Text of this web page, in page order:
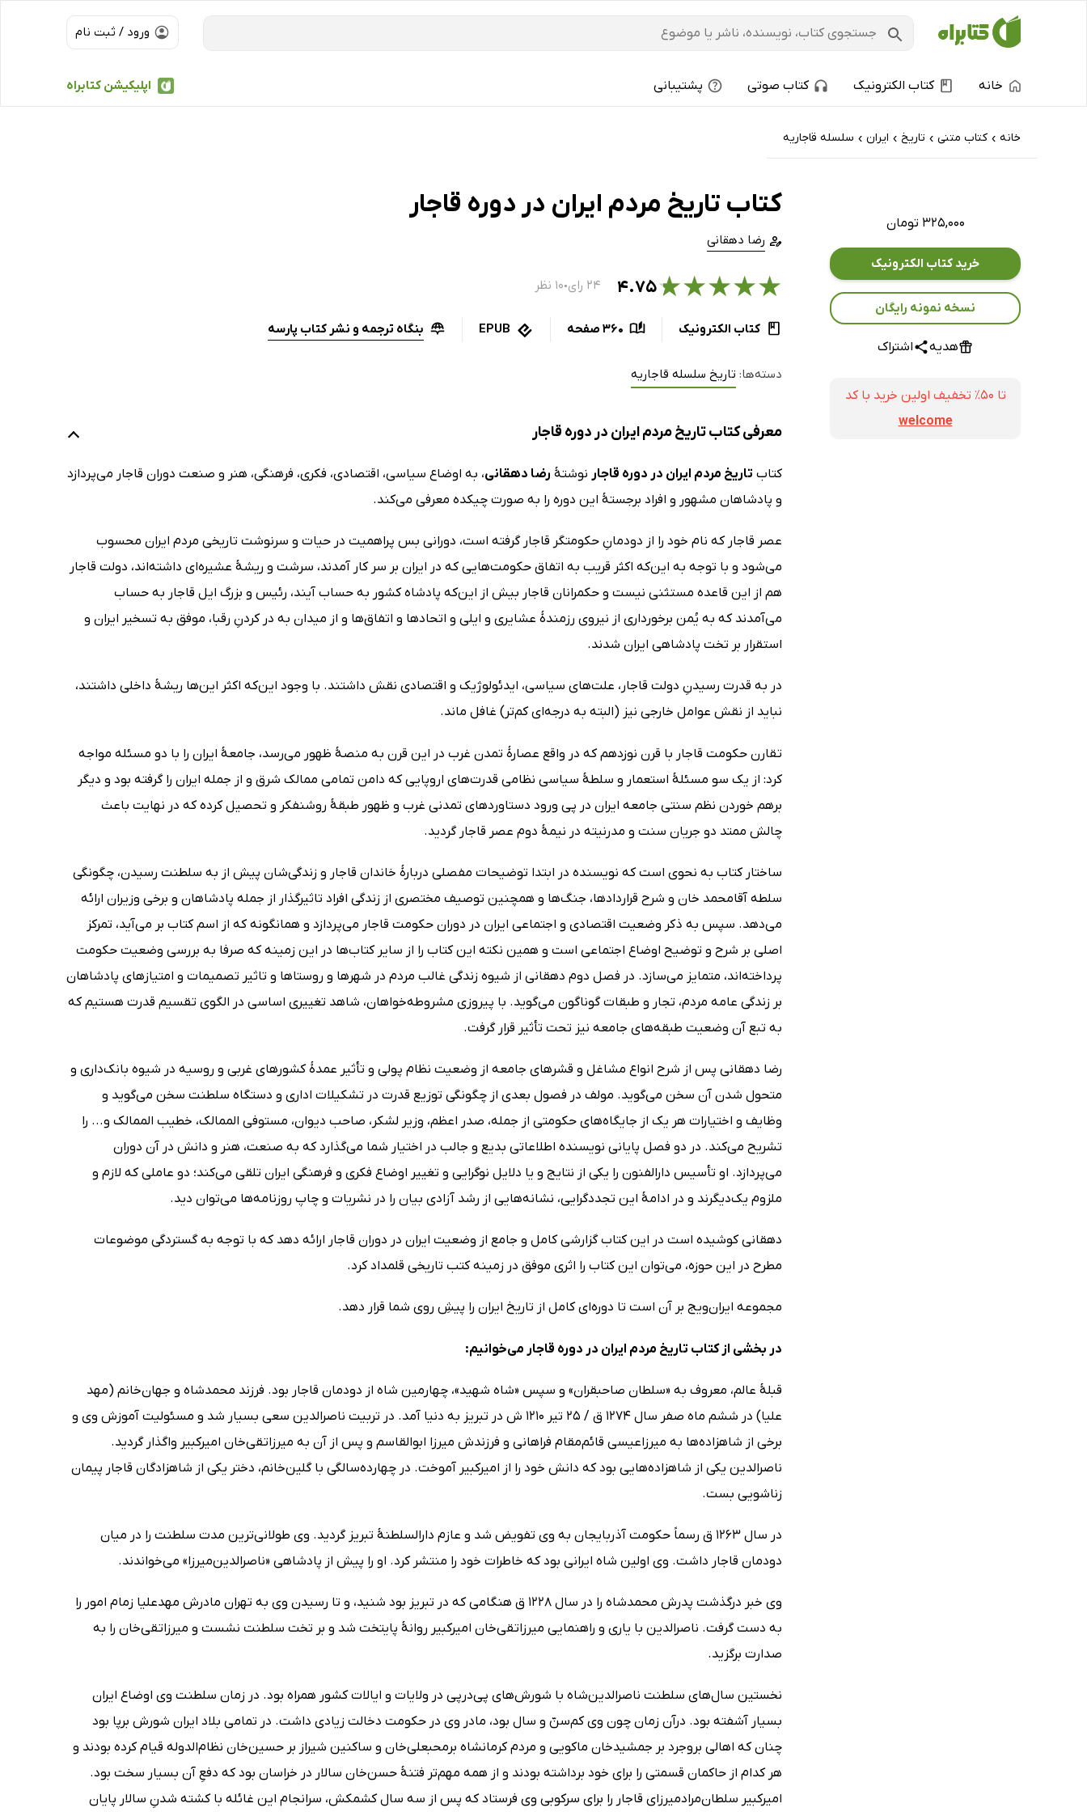
ورود / ثبت نام
اپلیکیشن کتابراه خانه کتاب الکترونیک کتاب صوتی پشتیبانی
خانه › کتاب‌ متنی › تاریخ › ایران › سلسله قاجاریه
۳۲۵,۰۰۰ تومان
خرید کتاب الکترونیک
نسخه نمونه رایگان
هدیه اشتراک
تا ۵۰٪ تخفیف اولین خرید با کد
welcome
کتاب تاریخ مردم ایران در دوره قاجار
رضا دهقانی
★
★
★
★
★۴.۷۵ ۲۴ رای ● ۱۰ نظر
کتاب الکترونیک 360 صفحه EPUB بنگاه ترجمه و نشر کتاب پارسه
دسته‌ها: تاریخ سلسله قاجاریه
معرفی کتاب تاریخ مردم ایران در دوره قاجار
کتاب تاریخ مردم ایران در دوره قاجار نوشتۀ رضا دهقانی، به اوضاع سیاسی، اقتصادی، فکری، فرهنگی، هنر و صنعت دوران قاجار می‌پردازد
و پادشاهان مشهور و افراد برجستۀ این دوره را به صورت چیکده معرفی می‌کند.
عصر قاجار که نام خود را از دودمانِ حکومتگر قاجار گرفته است، دورانی بس پراهمیت در حیات و سرنوشت تاریخی مردم ایران محسوب
می‌شود و با توجه به این‌که اکثر قریب به اتفاق حکومت‌هایی که در ایران بر سر کار آمدند، سرشت و ریشۀ عشیره‌ای داشته‌اند، دولت قاجار
هم از این قاعده مستثنی نیست و حکمرانان قاجار بیش از این‌که پادشاه کشور به حساب آیند، رئیس و بزرگ ایل قاجار به حساب
می‌آمدند که به یُمن برخورداری از نیروی رزمندۀ عشایری و ایلی و اتحادها و اتفاق‌ها و از میدان به در کردنِ رقبا، موفق به تسخیر ایران و
استقرار بر تخت پادشاهی ایران شدند.
در به قدرت رسیدنِ دولت قاجار، علت‌های سیاسی، ایدئولوژیک و اقتصادی نقش داشتند. با وجود این‌که اکثر این‌ها ریشۀ داخلی داشتند،
نباید از نقش عوامل خارجی نیز (البته به درجه‌ای کم‌تر) غافل ماند.
تقارن حکومت قاجار با قرن نوزدهم که در واقع عصارۀ تمدن غرب در این قرن به منصۀ ظهور می‌رسد، جامعۀ ایران را با دو مسئله مواجه
کرد: از یک سو مسئلۀ استعمار و سلطۀ سیاسی‌ نظامی قدرت‌های اروپایی که دامن تمامی ممالک شرق و از جمله ایران را گرفته بود و دیگر
برهم خوردن نظم سنتی جامعه ایران در پی ورود دستاوردهای تمدنی غرب و ظهور طبقۀ روشنفکر و تحصیل کرده که در نهایت باعث
چالش ممتد دو جریان سنت و مدرنیته در نیمۀ دوم عصر قاجار گردید.
ساختار کتاب به نحوی است که نویسنده در ابتدا توضیحات مفصلی دربارۀ خاندان قاجار و زندگی‌شان پیش از به سلطنت رسیدن، چگونگی
سلطه آقامحمد خان و شرح قراردادها، جنگ‌ها و همچنین توصیف مختصری از زندگی افراد تاثیرگذار از جمله پادشاهان و برخی وزیران ارائه
می‌دهد. سپس به ذکر وضعیت اقتصادی و اجتماعی ایران در دوران حکومت قاجار می‌پردازد و همانگونه که از اسم کتاب بر می‌آید، تمرکز
اصلی بر شرح و توضیح اوضاع اجتماعی است و همین نکته این کتاب را از سایر کتاب‌ها در این زمینه که صرفا به بررسی وضعیت حکومت
پرداخته‌اند، متمایز می‌سازد. در فصل دوم دهقانی از شیوه زندگی غالب مردم در شهرها و روستاها و تاثیر تصمیمات و امتیازهای پادشاهان
بر زندگی عامه مردم، تجار و طبقات گوناگون می‌گوید. با پیروزی مشروطه‌خواهان، شاهد تغییری اساسی در الگوی تقسیم قدرت هستیم که
به تبع آن وضعیت طبقه‌های جامعه نیز تحت تأثیر قرار گرفت.
رضا دهقانی پس از شرح انواع مشاغل و قشرهای جامعه از وضعیت نظام پولی و تأثیر عمدۀ کشورهای غربی و روسیه در شیوه بانک‌داری و
متحول شدن آن سخن می‌گوید. مولف در فصول بعدی از چگونگی توزیع قدرت در تشکیلات اداری و دستگاه سلطنت سخن می‌گوید و
وظایف و اختیارات هر یک از جایگاه‌های حکومتی از جمله، صدر اعظم، وزیر لشکر، صاحب دیوان، مستوفی الممالک، خطیب الممالک و... را
تشریح می‌کند. در دو فصل پایانی نویسنده اطلاعاتی بدیع و جالب در اختیار شما می‌گذارد که به صنعت، هنر و دانش در آن دوران
می‌پردازد. او تأسیس دارالفنون را یکی از نتایج و یا دلایل نوگرایی و تغییر اوضاع فکری و فرهنگی ایران تلقی می‌کند؛ دو عاملی که لازم و
ملزوم یک‌دیگرند و در ادامۀ این تجددگرایی، نشانه‌هایی از رشد آزادی بیان را در نشریات و چاپ روزنامه‌ها می‌توان دید.
دهقانی کوشیده است در این کتاب گزارشی کامل و جامع از وضعیت ایران در دوران قاجار ارائه دهد که با توجه به گستردگی موضوعات
مطرح در این حوزه، می‌توان این کتاب را اثری موفق در زمینه کتب تاریخی قلمداد کرد.
مجموعه ایران‌ویج بر آن است تا دوره‌ای کامل از تاریخ ایران را پیشِ روی شما قرار دهد.
در بخشی از کتاب تاریخ مردم ایران در دوره قاجار می‌خوانیم:
قبلۀ عالم، معروف به «سلطان صاحبقران» و سپس «شاه شهید»، چهارمین شاه از دودمان قاجار بود. فرزند محمدشاه و جهان‌خانم (مهد
علیا) در ششم ماه صفر سال 1274 ق / 25 تیر 1210 ش در تبریز به دنیا آمد. در تربیت ناصرالدین سعی بسیار شد و مسئولیت آموزش وی و
برخی از شاهزاده‌ها به میرزاعیسی قائم‌مقام فراهانی و فرزندش میرزا ابوالقاسم و پس از آن به میرزاتقی‌خان امیرکبیر واگذار گردید.
ناصرالدین یکی از شاهزاده‌هایی بود که دانش خود را از امیرکبیر آموخت. در چهارده‌سالگی با گلین‌خانم، دختر یکی از شاهزادگان قاجار پیمان
زناشویی بست.
در سال 1263 ق رسماً حکومت آذربایجان به وی تفویض شد و عازم دارالسلطنۀ تبریز گردید. وی طولانی‌ترین مدت سلطنت را در میان
دودمان قاجار داشت. وی اولین شاه ایرانی بود که خاطرات خود را منتشر کرد. او را پیش از پادشاهی «ناصرالدین‌میرزا» می‌خواندند.
وی خبر درگذشت پدرش محمدشاه را در سال 1228 ق هنگامی که در تبریز بود شنید، و تا رسیدن وی به تهران مادرش مهدعلیا زمام امور را
به دست گرفت. ناصرالدین با یاری و راهنمایی میرزاتقی‌خان امیرکبیر روانۀ پایتخت شد و بر تخت سلطنت نشست و میرزاتقی‌خان را به
صدارت برگزید.
نخستین سال‌های سلطنت ناصرالدین‌شاه با شورش‌های پی‌در‌پی در ولایات و ایالات کشور همراه بود. در زمان سلطنت وی اوضاع ایران
بسیار آشفته بود. درآن زمان چون وی کم‌سنّ و سال بود، مادر وی در حکومت دخالت زیادی داشت. در تمامی بلاد ایران شورش برپا بود
چنان که اهالی بروجرد بر جمشیدخان ماکویی و مردم کرمانشاه برمحبعلی‌خان و ساکنین شیراز بر حسین‌خان نظام‌الدوله قیام کرده بودند و
هر کدام از حاکمان قسمتی را برای خود برداشته بودند و از همه مهم‌تر فتنۀ حسن‌خان سالار در خراسان بود که دفعِ آن بسیار سخت بود.
امیرکبیر سلطان‌مراد‌میرزای قاجار را برای سرکوبی وی فرستاد که پس از سه سال کشمکش، سرانجام این غائله با کشته شدنِ سالار پایان